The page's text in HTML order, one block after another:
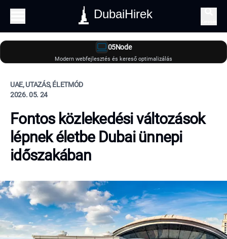
DubaiHirek
05Node
Modern webfejlesztés és kereső optimalizálás
UAE, UTAZÁS, ÉLETMÓD
2026. 05. 24
Fontos közlekedési változások
lépnek életbe Dubai ünnepi
időszakában